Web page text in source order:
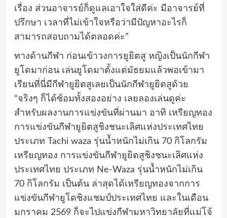
เรื่อง ส่วนอาจารย์ก็ดูแลเอาใจใส่ดีค่ะ มีอาจารย์ที่
ปรึกษา เวลาที่ไม่เข้าใจหรือว่ามีปัญหาอะไรก็
สามารถสอบถามได้ตลอดค่ะ”
ทางด้านกีฬา ก่อนเข้าวงการยูยิตสู หญิงเป็นนักกีฬา
ยูโดมาก่อน เล่นยูโดมาตั้งแต่มัธยมแล้วพอเข้ามา
เรียนที่นี่มีกีฬายูยิตสูเลยเป็นนักกีฬายูยิตสูด้วย
“จริงๆ ก็ได้ซ้อมทั้งสองอย่าง เลยลองเล่นดูค่ะ
สำหรับผลงานการแข่งขันที่ผ่านมา อาทิ เหรียญทอง
การแข่งขันกีฬายูยิตสูชิงชนะเลิศแห่งประเทศไทย
ประเภท Tachi waza รุ่นน้ำหนักไม่เกิน 70 กิโลกรัม
เหรียญทอง การแข่งขันกีฬายูยิตสูชิงชนะเลิศแห่ง
ประเทศไทย ประเภท Ne-Waza รุ่นน้ำหนักไม่เกิน
70 กิโลกรัม เป็นต้น ล่าสุดได้เหรียญทองจากการ
แข่งขันกีฬายูโดชิงแชมป์ประเทศไทย และในเดือน
มกราคม 2569 ก็จะไปแข่งกีฬามหาวิทยาลัยที่แม่โจ้